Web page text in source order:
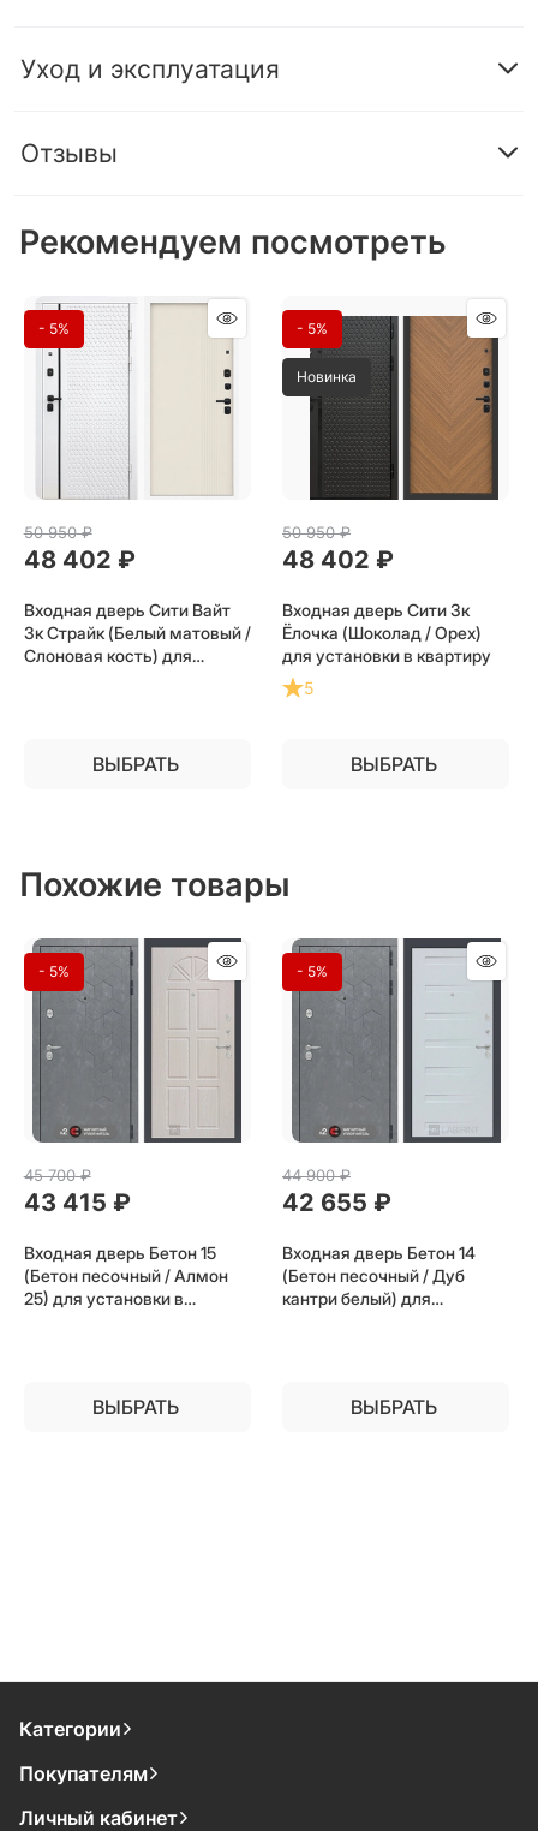
Уход и эксплуатация
Отзывы
Рекомендуем посмотреть
- 5%
50 950 ₽
48 402 ₽
Входная дверь Сити Вайт
3к Страйк (Белый матовый /
Слоновая кость) для
ВЫБРАТЬ
- 5%
Новинка
50 950 ₽
48 402 ₽
Входная дверь Сити 3к
Ёлочка (Шоколад / Орех)
для установки в квартиру
5
ВЫБРАТЬ
Похожие товары
- 5%
45 700 ₽
43 415 ₽
Входная дверь Бетон 15
(Бетон песочный / Алмон
25) для установки в
ВЫБРАТЬ
- 5%
44 900 ₽
42 655 ₽
Входная дверь Бетон 14
(Бетон песочный / Дуб
кантри белый) для
ВЫБРАТЬ
Категории
Покупателям
Личный кабинет